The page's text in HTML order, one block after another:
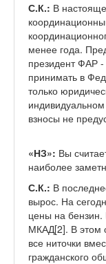
С.К.: В
менее года.
президент ФАР
принимать в
только
взносы не
«НЗ»: Вы
наиболее
С.К.: В
вырос. На
цены на
МКАД[2]. В этом
все ниточки
гражданского